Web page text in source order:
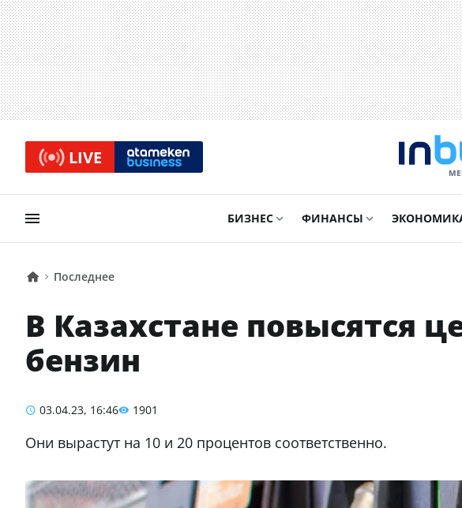
LIVE
БИЗНЕС ФИНАНСЫ
Последнее
В Казахстане повысятся
бензин
03.04.23, 16:46 1901
Они вырастут на 10 и 20 процентов соответственно.